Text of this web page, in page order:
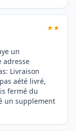
★★
un
adresse
Livraison
aété livré,
fermé du
un supplement